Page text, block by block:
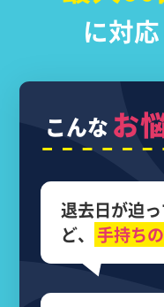
に対
こんなお
退去日が迫
ど、 手持ち